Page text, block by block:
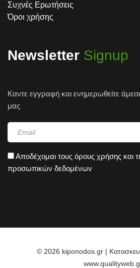
Συχνές Ερωτήσεις
Όροι χρήσης
Newsletter Signup
Καντε εγγραφή και ενημερωθείτε
μας
Αποδέχομαι τους όρους χρήσης και
προσωπικών δεδομένων
© 2026 kiponodos.gr |